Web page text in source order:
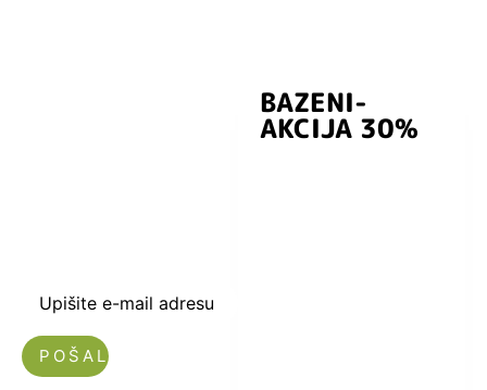
Upišite e-mail adresu
BAZENI-
AKCIJA 30%